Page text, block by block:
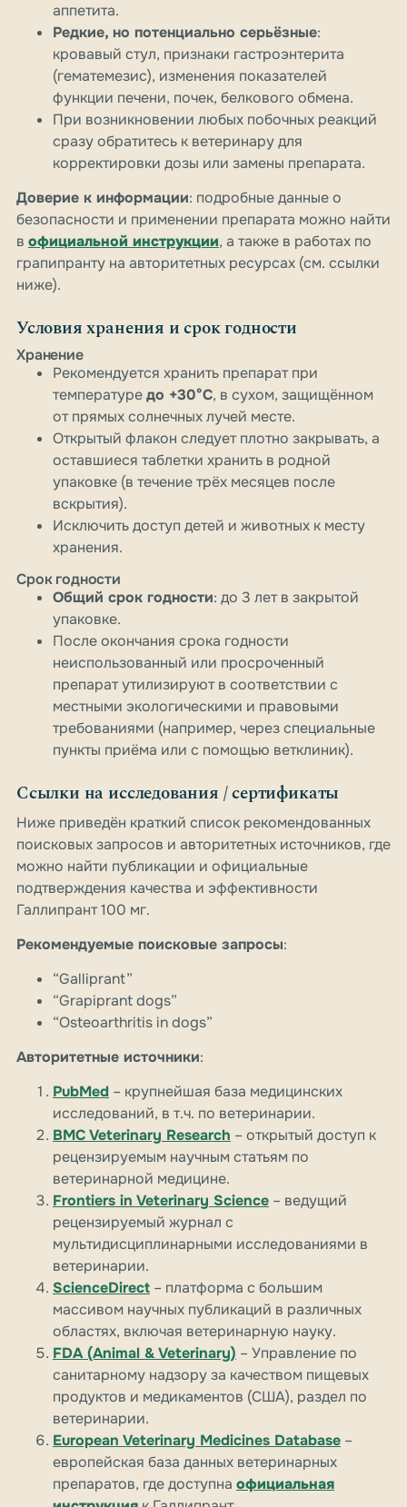
аппетита.
Редкие, но потенциально серьёзные:
кровавый стул, признаки гастроэнтерита
(гематемезис), изменения показателей
функции печени, почек, белкового обмена.
При возникновении любых побочных реакций
сразу обратитесь к ветеринару для
корректировки дозы или замены препарата.
Доверие к информации: подробные данные о
безопасности и применении препарата можно найти
в официальной инструкции, а также в работах по
грапипранту на авторитетных ресурсах (см. ссылки
ниже).
Условия хранения и срок годности
Хранение
Рекомендуется хранить препарат при
температуредо +30°C, в сухом, защищённом
от прямых солнечных лучей месте.
Открытый флакон следует плотно закрывать, а
оставшиеся таблетки хранить в родной
упаковке (в течение трёх месяцев после
вскрытия).
Исключить доступ детей и животных к месту
хранения.
Срок годности
Общий срок годности: до 3 лет в закрытой
упаковке.
После окончания срока годности
неиспользованный или просроченный
препарат утилизируют в соответствии с
местными экологическими и правовыми
требованиями (например, через специальные
пункты приёма или с помощью ветклиник).
Ссылки на исследования / сертификаты
Ниже приведён краткий список рекомендованных
поисковых запросов и авторитетных источников, где
можно найти публикации и официальные
подтверждения качества и эффективности
Галлипрант 100 мг.
Рекомендуемые поисковые запросы:
“Galliprant”
“Grapiprant dogs”
“Osteoarthritis in dogs”
Авторитетные источники:
PubMed – крупнейшая база медицинских
исследований, в т.ч. по ветеринарии.
BMC Veterinary Research – открытый доступ к
рецензируемым научным статьям по
ветеринарной медицине.
Frontiers in Veterinary Science – ведущий
рецензируемый журнал с
мультидисциплинарными исследованиями в
ветеринарии.
ScienceDirect – платформа с большим
массивом научных публикаций в различных
областях, включая ветеринарную науку.
FDA (Animal & Veterinary) – Управление по
санитарному надзору за качеством пищевых
продуктов и медикаментов (США), раздел по
ветеринарии.
European Veterinary Medicines Database –
европейская база данных ветеринарных
препаратов, где доступна официальная